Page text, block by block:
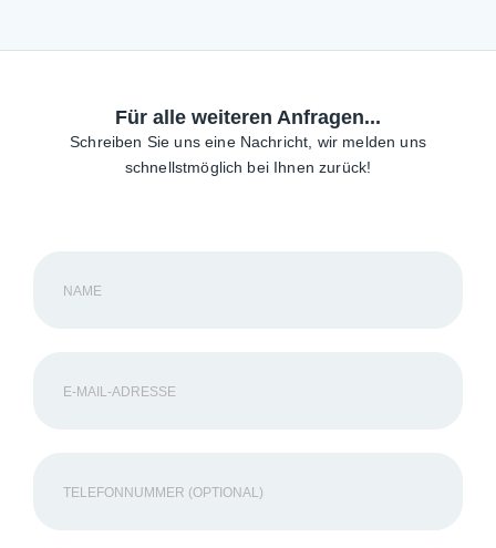
Für alle weiteren Anfragen...
Schreiben Sie uns eine Nachricht, wir melden uns
schnellstmöglich bei Ihnen zurück!